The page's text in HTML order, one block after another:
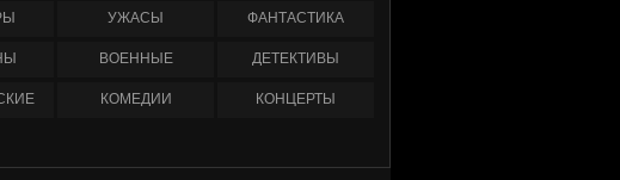
УЖАСЫ ФАНТАСТИКА
ВОЕННЫЕ ДЕТЕКТИВЫ
КОМЕДИИ КОНЦЕРТЫ